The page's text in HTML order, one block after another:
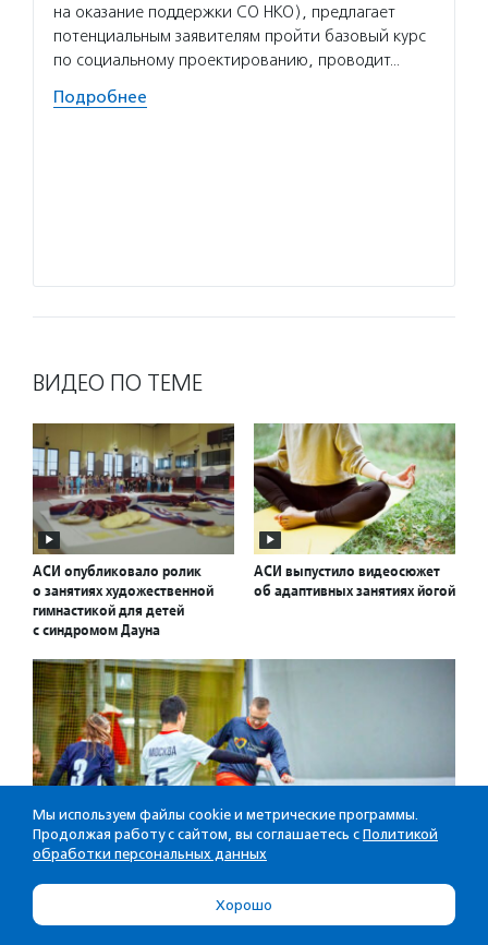
на оказание поддержки СО НКО), предлагает
потенциальным заявителям пройти базовый курс
по социальному проектированию, проводит…
Подробнее
ВИДЕО ПО ТЕМЕ
АСИ опубликовало ролик
о занятиях художественной
гимнастикой для детей
с синдромом Дауна
АСИ выпустило видеосюжет
об адаптивных занятиях йогой
Мы используем файлы cookie и метрические программы.
Продолжая работу с сайтом, вы соглашаетесь с Политикой
обработки персональных данных
Хорошо